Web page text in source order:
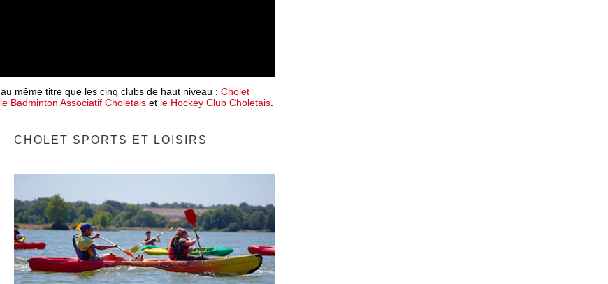
, au même titre que les cinq clubs de haut niveau : Cholet
le Badminton Associatif Choletais et le Hockey Club Choletais
CHOLET SPORTS ET LOISIRS